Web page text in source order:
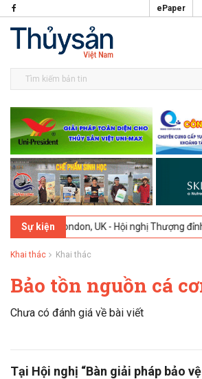
ePaper
Sự kiện
London, UK - Hội nghị Thượng đỉnh Đổi
Khai thác Khai thác
Bảo tồn nguồn cá
Chưa có đánh giá về bài viết
Tại Hội nghị “Bàn giải pháp bảo